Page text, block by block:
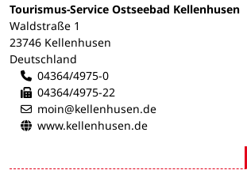
Tourismus-Service Ostseebad Kellenhusen
Waldstraße 1
23746 Kellenhusen
Deutschland
04364/4975-0
04364/4975-22
moin@kellenhusen.de
www.kellenhusen.de